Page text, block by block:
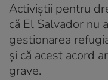
Activiștii pentru
că El Salvador nu
gestionarea
și că acest acord
grave.